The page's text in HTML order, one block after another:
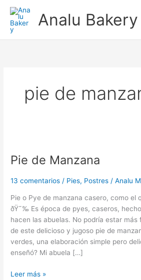
contenido
Analu Bakery
pie de
Pie de Manzana
13 comentarios / Pies, Postres /Analu
Pie o Pye de manzana casero, como el
ðŸ˜‰ Es época de pyes, caseros,
hacen las abuelas. No podría estar más
de este delicioso y jugoso pie de
verdes, una elaboración simple pero
enseñó? Mi abuela […]
Manzana
Leer más »